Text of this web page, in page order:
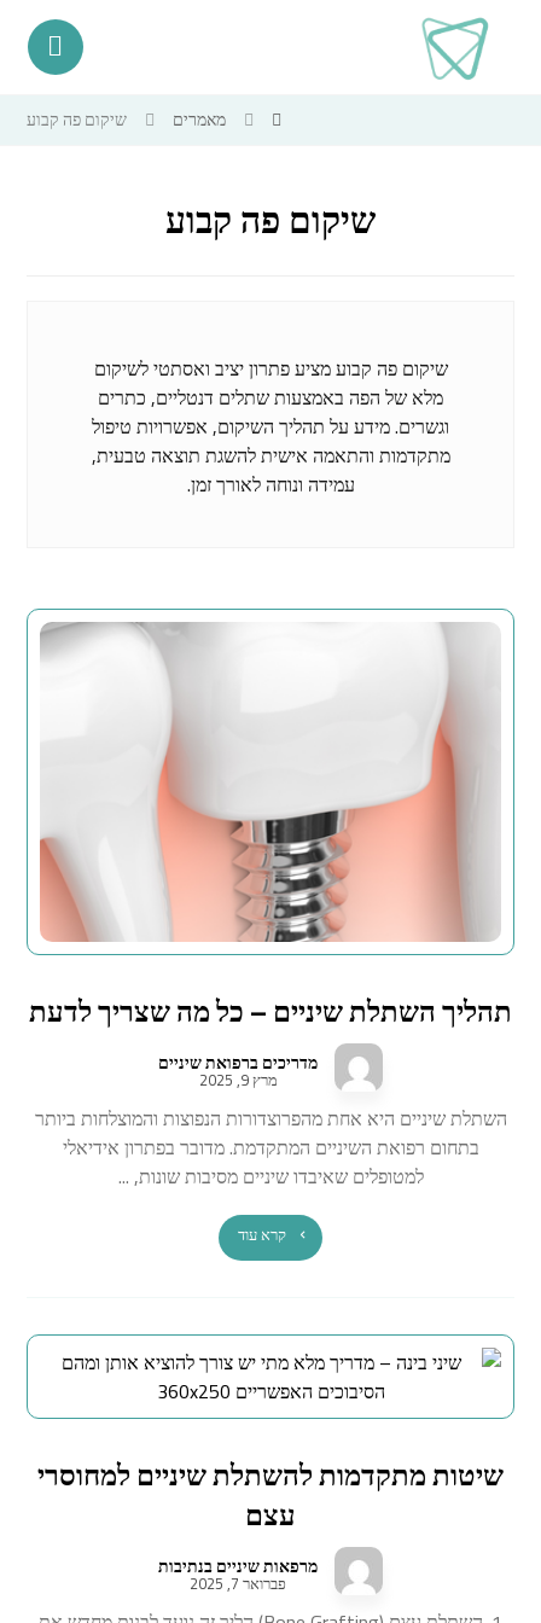
מאמרים שיקום פה קבוע
שיקום פה קבוע
שיקום פה קבוע מציע פתרון יציב ואסתטי לשיקום
מלא של הפה באמצעות שתלים דנטליים, כתרים
וגשרים. מידע על תהליך השיקום, אפשרויות טיפול
מתקדמות והתאמה אישית להשגת תוצאה טבעית,
עמידה ונוחה לאורך זמן.
תהליך השתלת שיניים – כל מה שצריך לדעת
מדריכים ברפואת שיניים
מרץ 9, 2025
השתלת שיניים היא אחת מהפרוצדורות הנפוצות והמוצלחות ביותר
בתחום רפואת השיניים המתקדמת. מדובר בפתרון אידיאלי
למטופלים שאיבדו שיניים מסיבות שונות, ...
קרא עוד
שיטות מתקדמות להשתלת שיניים למחוסרי
עצם
מרפאות שיניים בנתיבות
פברואר 7, 2025